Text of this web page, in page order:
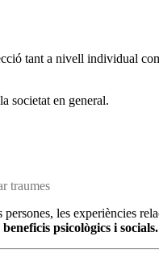
tant a nivell individual
societat en general.
traumes
les experiències
psicològics i socials.